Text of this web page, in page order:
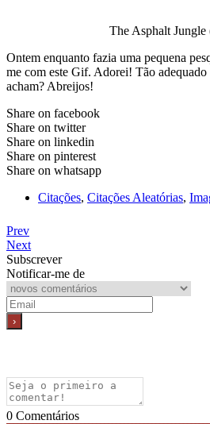
The Asphalt Jungle
Ontem enquanto fazia uma pequena
me com este Gif. Adorei! Tão adequado
acham? Abreijos!
Share on facebook
Share on twitter
Share on linkedin
Share on pinterest
Share on whatsapp
Citações, Citações Aleatórias,
Prev
Next
Subscrever
Notificar-me de
0 Comentários